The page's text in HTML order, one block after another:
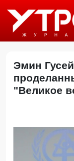
Эмин
"Великое